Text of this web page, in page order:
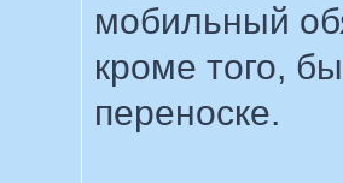
мобильный
кроме того,
переноске.